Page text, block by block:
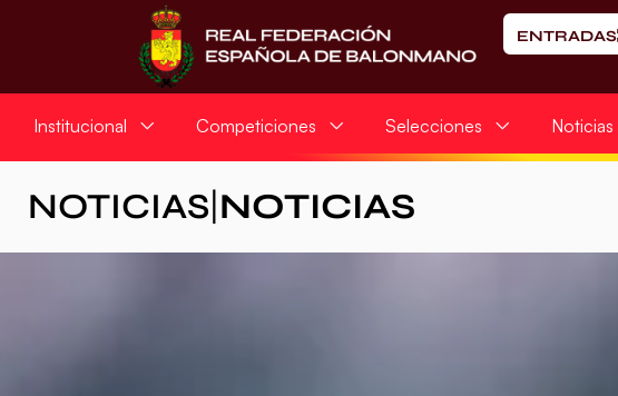
ENTRADAS
Institucional Competiciones Selecciones Noticias
NOTICIAS NOTICIAS